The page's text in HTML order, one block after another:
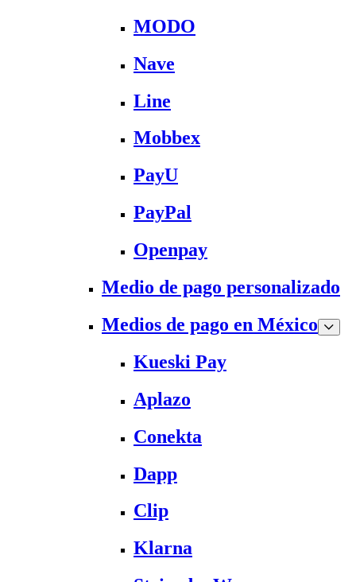
MODO
Nave
Line
Mobbex
PayU
PayPal
Openpay
Medio de pago personalizado
Medios de pago en México
Kueski Pay
Aplazo
Conekta
Dapp
Clip
Klarna